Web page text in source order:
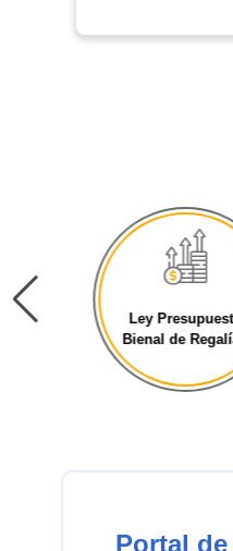
Ley
Bienal de
Portal